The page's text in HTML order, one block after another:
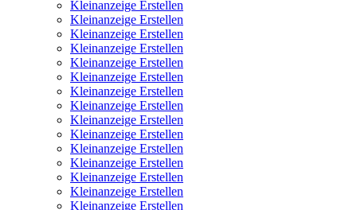
Kleinanzeige Erstellen
Kleinanzeige Erstellen
Kleinanzeige Erstellen
Kleinanzeige Erstellen
Kleinanzeige Erstellen
Kleinanzeige Erstellen
Kleinanzeige Erstellen
Kleinanzeige Erstellen
Kleinanzeige Erstellen
Kleinanzeige Erstellen
Kleinanzeige Erstellen
Kleinanzeige Erstellen
Kleinanzeige Erstellen
Kleinanzeige Erstellen
Kleinanzeige Erstellen